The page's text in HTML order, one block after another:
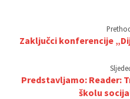
Zaključci konferencije
Predstavljamo: Reader:
školu